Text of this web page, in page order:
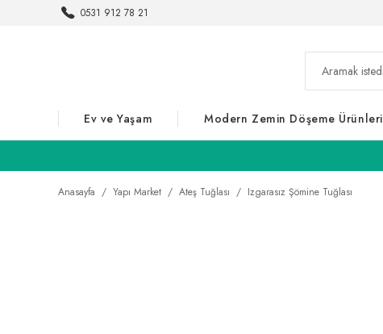
0531 912 78 21
Ev ve Yaşam Modern Zemin Döşeme Ürünleri
Anasayfa Yapı Market Ateş Tuğlası Izgarasız Şömine Tuğlası